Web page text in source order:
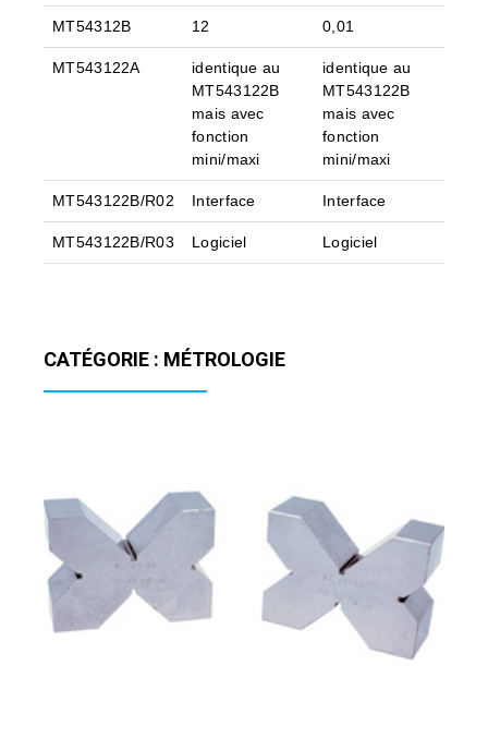
MT54312B 12 0,01
MT543122A
identique au
MT543122B
mais avec
fonction
mini/maxi
identique au
MT543122B
mais avec
fonction
mini/maxi
MT543122B/R02 Interface Interface
MT543122B/R03 Logiciel Logiciel
CATÉGORIE : MÉTROLOGIE